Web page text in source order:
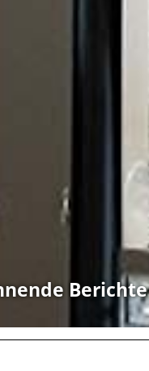
Berichte